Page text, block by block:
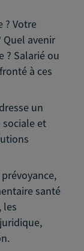
? Votre
avenir
? Salarié ou
à ces
un
et
santé
les